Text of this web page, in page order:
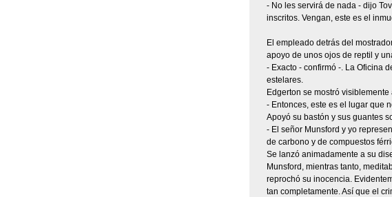
- No les servirá de nada - dijo
inscritos. Vengan, este es el
El empleado detrás del
apoyo de unos ojos de reptil y
- Exacto - confirmó -. La Oficina
estelares.
Edgerton se mostró visiblemente
- Entonces, este es el lugar que
Apoyó su bastón y sus guantes
- El señor Munsford y yo
de carbono y de compuestos
Se lanzó animadamente a su
Munsford, mientras tanto,
reprochó su inocencia.
tan completamente. Así que el